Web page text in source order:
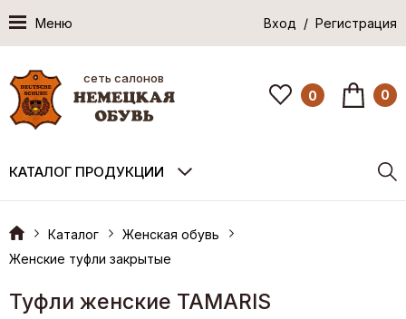
Меню Вход / Регистрация
сеть салонов
0 0
КАТАЛОГ ПРОДУКЦИИ
Каталог
Женская обувь
Женские туфли закрытые
Туфли женские TAMARIS